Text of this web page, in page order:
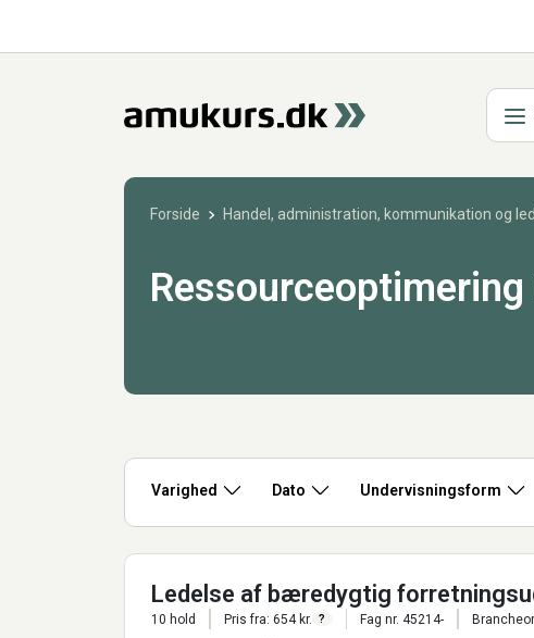
Forside Handel, administration, kommunikation og
Ressourceoptimering
Varighed Dato Undervisningsform
Ledelse af bæredygtig
10 hold Pris fra: 654 kr. ? Fag nr. 45214-